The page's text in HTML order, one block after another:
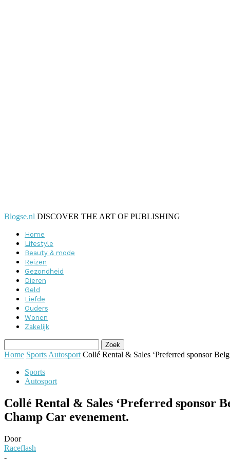
Blogse.nl DISCOVER THE ART OF PUBLISHING
Home
Lifestyle
Beauty & mode
Reizen
Gezondheid
Dieren
Geld
Liefde
Ouders
Wonen
Zakelijk
Home Sports Autosport Collé Rental & Sales ‘Preferred sponsor
Sports
Autosport
Collé Rental & Sales ‘Preferred sponsor
Champ Car evenement.
Door
Raceflash
-